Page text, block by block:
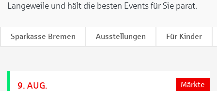
Langeweile und hält die besten Events für Sie parat.
Sparkasse Bremen Ausstellungen Für Kinder
9. AUG. Märkte